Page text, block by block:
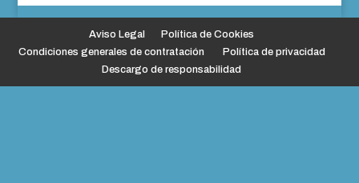
Aviso Legal
Política de Cookies
Condiciones generales de contratación
Política de privacidad
Descargo de responsabilidad